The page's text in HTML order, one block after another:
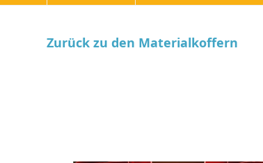
Zurück zu den Materialkoffern